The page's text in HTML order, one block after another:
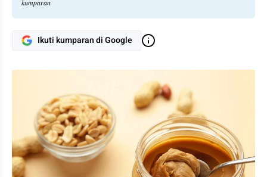
kumparan
Ikuti kumparan di Google